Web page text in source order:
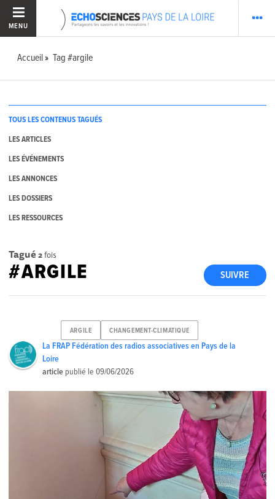
MENU
Accueil Tag #argile
TOUS LES CONTENUS TAGUÉS
LES ARTICLES
LES ÉVÉNEMENTS
LES ANNONCES
LES DOSSIERS
LES RESSOURCES
Tagué 2fois
SUIVRE
#ARGILE
ARGILE CHANGEMENT-CLIMATIQUE
La FRAP Fédération des radios associatives en Pays de la
Loire
article publié le09/06/2026